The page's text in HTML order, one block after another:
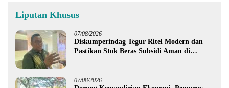
Liputan Khusus
07/08/2026
Diskumperindag Tegur Ritel Modern dan
Pastikan Stok Beras Subsidi Aman di
07/08/2026